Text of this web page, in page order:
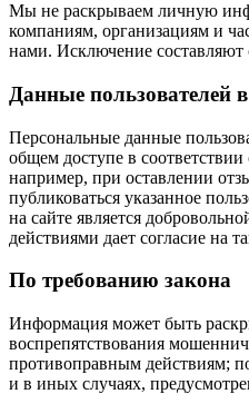
Мы не раскрываем личную
компаниям, организациям и
нами. Исключение
Данные пользователей
Персональные данные
общем доступе в
например, при оставлении
публиковаться указанное
на сайте является
действиями дает согласие на
По требованию закона
Информация может быть
воспрепятствования
противоправным действиям;
и в иных случаях,